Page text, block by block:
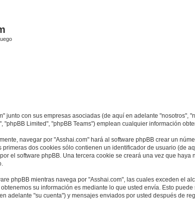
junto con sus empresas asociadas (de aquí en adelante "nosotros",
"phpBB Limited", "phpBB Teams") emplean cualquier información
navegar por "Asshai.com" hará al software phpBB crear un
dos cookies sólo contienen un identificador de usuario (de
el software phpBB. Una tercera cookie se creará una vez que
phpBB mientras navega por "Asshai.com", las cuales exceden el
su información es mediante lo que usted envía. Esto
adelante "su cuenta") y mensajes enviados por usted después de